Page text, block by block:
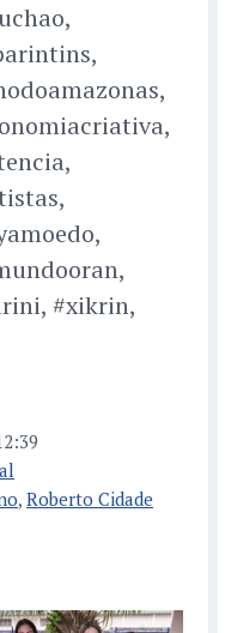
#xikrin,
, Roberto Cidade